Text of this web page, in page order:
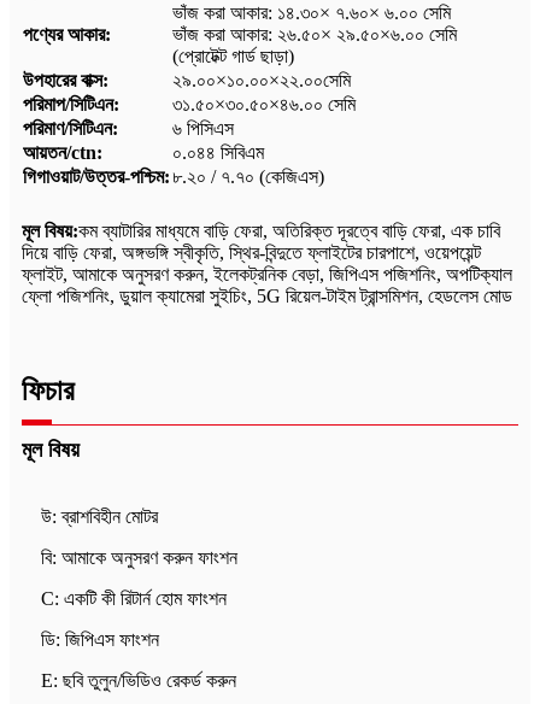
পণ্যের আকার:
ভাঁজ করা আকার: ১৪.৩০× ৭.৬০× ৬.০০ সেমি
ভাঁজ করা আকার: ২৬.৫০× ২৯.৫০×৬.০০ সেমি
(প্রোটেক্ট গার্ড ছাড়া)
উপহারের বাক্স:
২৯.০০×১০.০০×২২.০০সেমি
পরিমাপ/সিটিএন:
৩১.৫০×৩০.৫০×৪৬.০০ সেমি
পরিমাণ/সিটিএন:
৬ পিসিএস
আয়তন/ctn:
০.০৪৪ সিবিএম
গিগাওয়াট/উত্তর-পশ্চিম:৮.২০ / ৭.৭০ (কেজিএস)
মূল বিষয়:কম ব্যাটারির মাধ্যমে বাড়ি ফেরা, অতিরিক্ত দূরত্বে বাড়ি ফেরা, এক চাবি
দিয়ে বাড়ি ফেরা, অঙ্গভঙ্গি স্বীকৃতি, স্থির-বিন্দুতে ফ্লাইটের চারপাশে, ওয়েপয়েন্ট
ফ্লাইট, আমাকে অনুসরণ করুন, ইলেকট্রনিক বেড়া, জিপিএস পজিশনিং, অপটিক্যাল
ফ্লো পজিশনিং, ডুয়াল ক্যামেরা সুইচিং, 5G রিয়েল-টাইম ট্রান্সমিশন, হেডলেস মোড
ফিচার
মূল বিষয়
উ: ব্রাশবিহীন মোটর
বি: আমাকে অনুসরণ করুন ফাংশন
C: একটি কী রিটার্ন হোম ফাংশন
ডি: জিপিএস ফাংশন
E: ছবি তুলুন/ভিডিও রেকর্ড করুন